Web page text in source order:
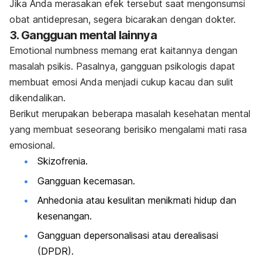
Jika Anda merasakan efek tersebut saat mengonsumsi
obat antidepresan, segera bicarakan dengan dokter.
3. Gangguan mental lainnya
Emotional numbness memang erat kaitannya dengan
masalah psikis. Pasalnya, gangguan psikologis dapat
membuat emosi Anda menjadi cukup kacau dan sulit
dikendalikan.
Berikut merupakan beberapa masalah kesehatan mental
yang membuat seseorang berisiko mengalami mati rasa
emosional.
Skizofrenia.
Gangguan kecemasan.
Anhedonia atau kesulitan menikmati hidup dan
kesenangan.
Gangguan depersonalisasi atau derealisasi
(DPDR).